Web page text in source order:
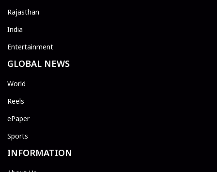
Rajasthan
India
Entertainment
GLOBAL NEWS
World
Reels
ePaper
Sports
INFORMATION